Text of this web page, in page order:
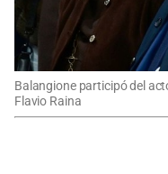
Balangione participó del
Flavio Raina